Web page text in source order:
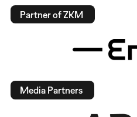
Partner of ZKM
Media Partners